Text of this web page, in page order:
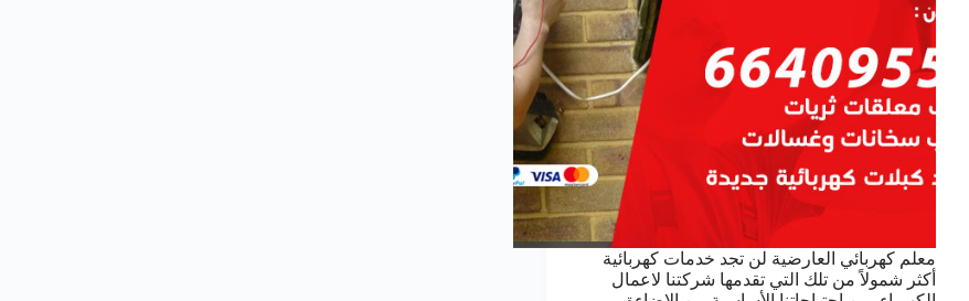
معلم كهربائي العارضية لن تجد خدمات كهربائية
أكثر شمولاً من تلك التي تقدمها شركتنا لاعمال